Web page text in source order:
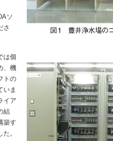
ソ
さ
は個
、機
トの
いま
イア
結
築す
。